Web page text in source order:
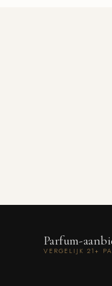
Parfum-
VERGELIJK 21+